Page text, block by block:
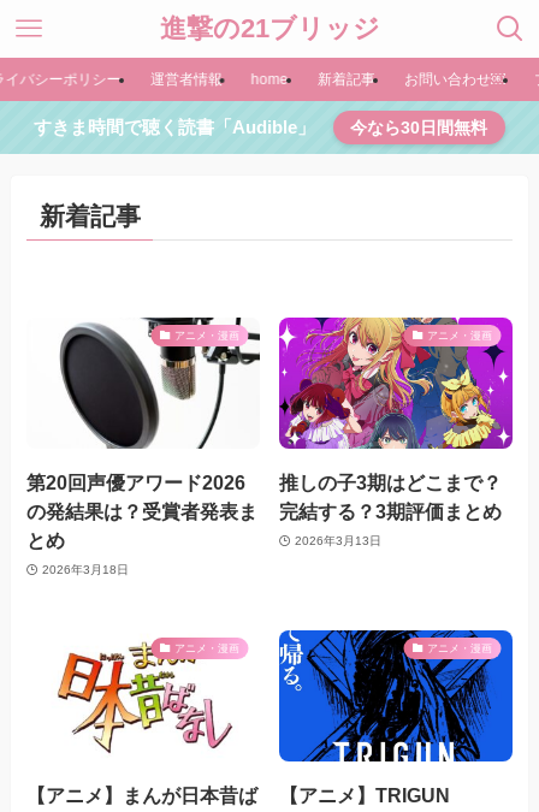
進撃の21ブリッジ
イバシーポリシー 運営者情報 home 新着記事 お問い合わせ￼
すきま時間で聴く読書「Audible」 今なら30日間無料
新着記事
アニメ・漫画
第20回声優アワード2026
の発結果は？受賞者発表ま
とめ
2026年3月18日
アニメ・漫画
推しの子3期はどこまで？
完結する？3期評価まとめ
2026年3月13日
アニメ・漫画
【アニメ】まんが日本昔ば
アニメ・漫画
【アニメ】TRIGUN